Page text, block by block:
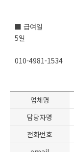
■ 급여일
5일
010-4981-1534
업체명
담당자명
전화번호